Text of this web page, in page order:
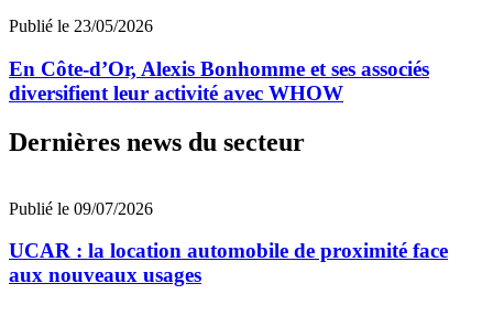
Publié le 23/05/2026
En Côte-d’Or, Alexis Bonhomme et ses associés
diversifient leur activité avec WHOW
Dernières news du secteur
Publié le 09/07/2026
UCAR : la location automobile de proximité face
aux nouveaux usages